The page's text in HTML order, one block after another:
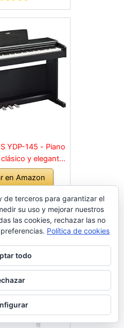
YDP-145 - Piano
y elegante
y aficionados,
rincón de la casa,
negro
en Amazon
de terceros para garantizar el
su uso y mejorar nuestros
las cookies, rechazar las no
Política de cookies
todo